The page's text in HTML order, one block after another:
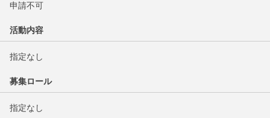
申請不可
活動内容
指定なし
募集ロール
指定なし